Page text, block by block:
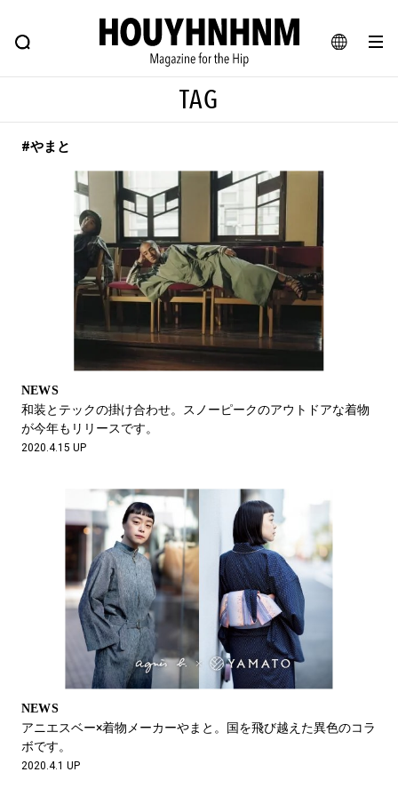
JA
FEATURE BLOG SNAP
ヒップなファッション、カルチャー、ライフスタイルWEBマガジン
#注目のタグ
#SHOPPING ADDICT #憧れの逸品
#ESSENTIAL DESIGNS #古着サミット
#NEW VINTAGE #マイナーグッド図鑑
#路地裏てぃーん。 #MONTHLY JOURNAL
#フイナムのYouTube
#Commune H #FOCUS IT #AH.H
#ととけん #FASHION #MUSIC #MOVIE
#LIFESTYLE
#SPORTS #HANDSOME HANDBOOK
TAG
#やまと
NEWS
和装とテックの掛け合わせ。スノーピークのアウトドアな着物
が今年もリリースです。
2020.4.15 UP
NEWS
アニエスベー×着物メーカーやまと。国を飛び越えた異色のコラ
ボです。
2020.4.1 UP